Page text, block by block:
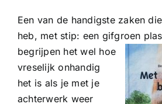
Een van de handigste zaken
heb, met stip: een gifgroen
begrijpen het wel hoe
vreselijk onhandig
het is als je met je
achterwerk weer